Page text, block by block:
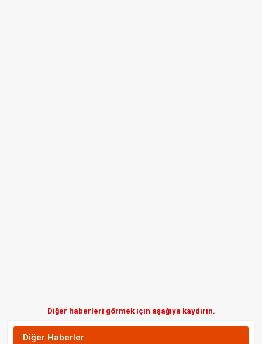
Diğer haberleri görmek için aşağıya kaydırın.
Diğer Haberler